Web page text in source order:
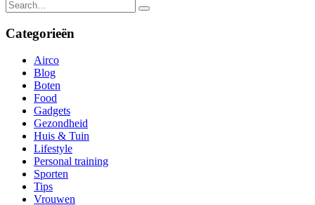
Categorieën
Airco
Blog
Boten
Food
Gadgets
Gezondheid
Huis & Tuin
Lifestyle
Personal training
Sporten
Tips
Vrouwen